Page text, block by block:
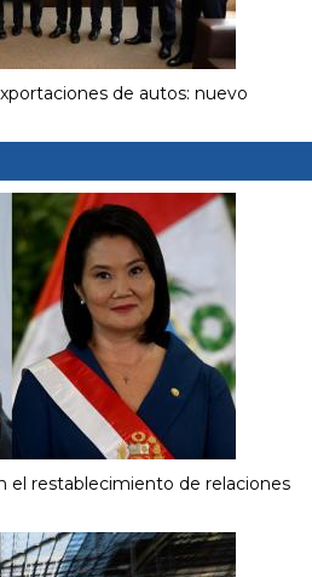
de autos: nuevo
el restablecimiento de relaciones